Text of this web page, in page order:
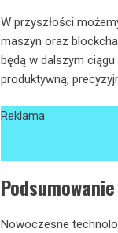
W przyszłości
maszyn oraz
będą w dalszym
produktywną,
Reklama
Podsumowanie
Nowoczesne